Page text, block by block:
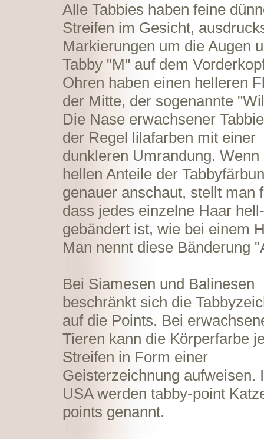
Alle Tabbies haben feine
Streifen im Gesicht,
Markierungen um die Augen
Tabby "M" auf dem
Ohren haben einen helleren
der Mitte, der sogenannte
Die Nase erwachsener
der Regel lilafarben mit einer
dunkleren Umrandung. Wenn
hellen Anteile der
genauer anschaut, stellt man
dass jedes einzelne Haar
gebändert ist, wie bei einem
Man nennt diese Bänderung
Bei Siamesen und Balinesen
beschränkt sich die
auf die Points. Bei
Tieren kann die Körperfarbe
Streifen in Form einer
Geisterzeichnung aufweisen.
USA werden tabby-point
points genannt.